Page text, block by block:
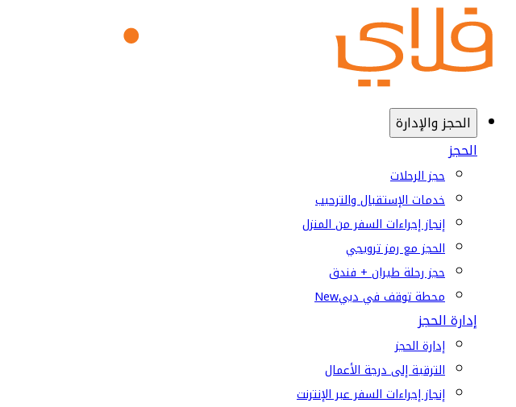
الحجز والإدارة
الحجز
حجز الرحلات
خدمات الإستقبال والترحيب
إنجاز إجراءات السفر من المنزل
الحجز مع رمز ترويجي
حجز رحلة طيران + فندق
محطة توقف في دبيNew
إدارة الحجز
إدارة الحجز
الترقية إلى درجة الأعمال
إنجاز إجراءات السفر عبر الإنترنت